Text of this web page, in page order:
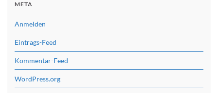
META
Anmelden
Eintrags-Feed
Kommentar-Feed
WordPress.org